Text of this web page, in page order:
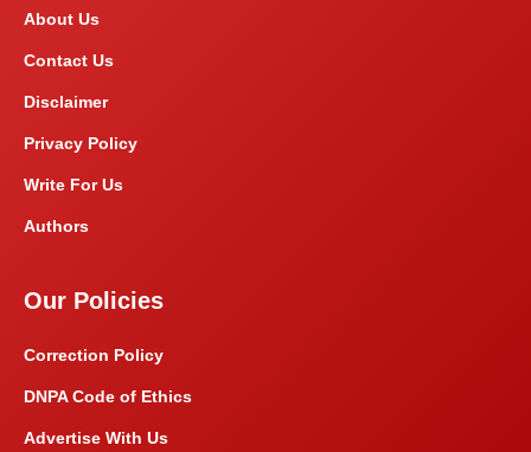
About Us
Contact Us
Disclaimer
Privacy Policy
Write For Us
Authors
Our Policies
Correction Policy
DNPA Code of Ethics
Advertise With Us